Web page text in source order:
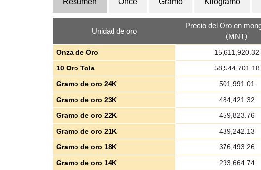
Resumen Once Gramo Kilogramo
Unidad de oro
Precio del Oro en
(MNT)
Onza de Oro 15,611,920.32
10 Oro Tola
58,544,701.18
Gramo de oro 24K
501,991.01
Gramo de oro 23K
484,421.32
Gramo de oro 22K
459,823.76
Gramo de oro 21K
439,242.13
Gramo de oro 18K
376,493.26
Gramo de oro 14K
293,664.74